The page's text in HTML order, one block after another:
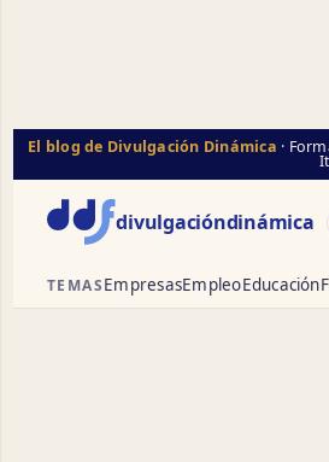
El blog de Divulgación Dinámica ·
divulgacióndinámica
TEMASEmpresasEmpleoEducación